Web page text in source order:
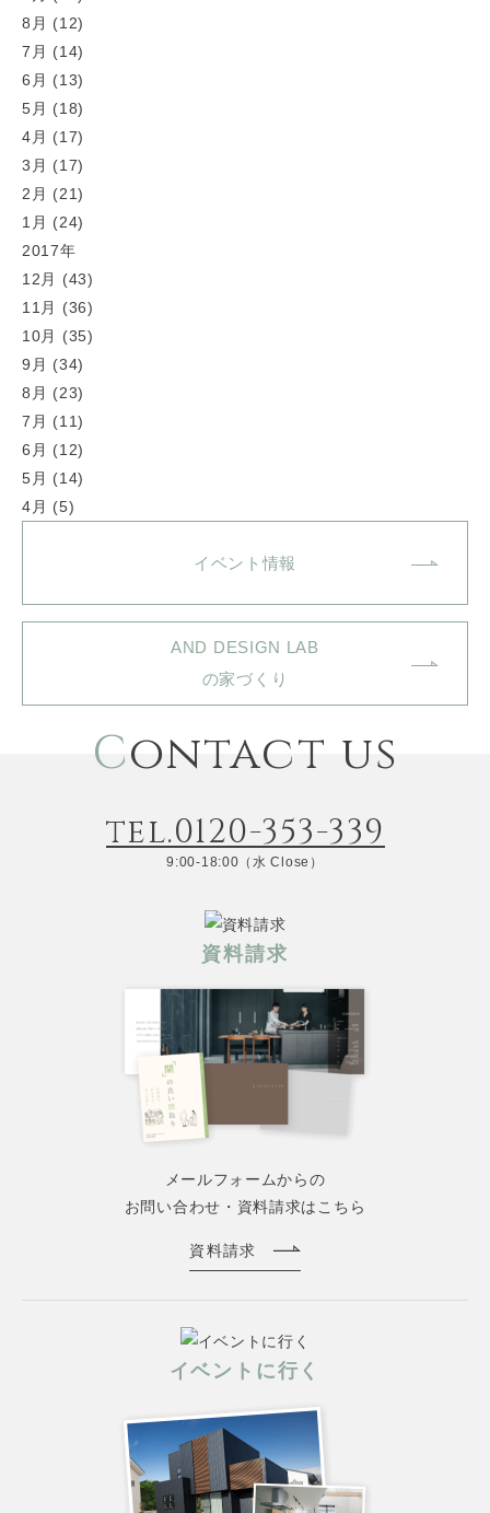
8月 (12)
7月 (14)
6月 (13)
5月 (18)
4月 (17)
3月 (17)
2月 (21)
1月 (24)
2017年
12月 (43)
11月 (36)
10月 (35)
9月 (34)
8月 (23)
7月 (11)
6月 (12)
5月 (14)
4月 (5)
イベント情報
AND DESIGN LAB
の家づくり
Contact us
tel.0120-353-339
9:00-18:00（水 Close）
資料請求
メールフォームからの
お問い合わせ・資料請求はこちら
資料請求
イベントに行く